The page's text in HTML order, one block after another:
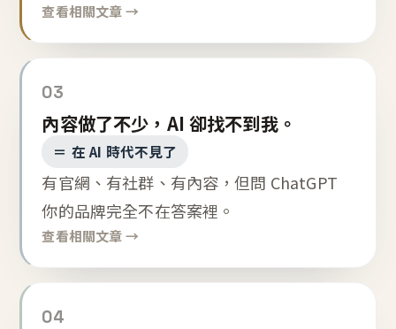
查看相關文章 →
03
內容做了不少，AI 卻找不到我。
＝ 在 AI 時代不見了
有官網、有社群、有內容，但問 ChatGPT
你的品牌完全不在答案裡。
查看相關文章 →
04